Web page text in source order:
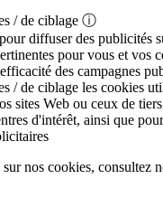
/ de ciblage ⓘ
diffuser des publicités
pour vous et vos
des campagnes
/ de ciblage les cookies
sites Web ou ceux de
d'intérêt, ainsi que
nos cookies, consultez